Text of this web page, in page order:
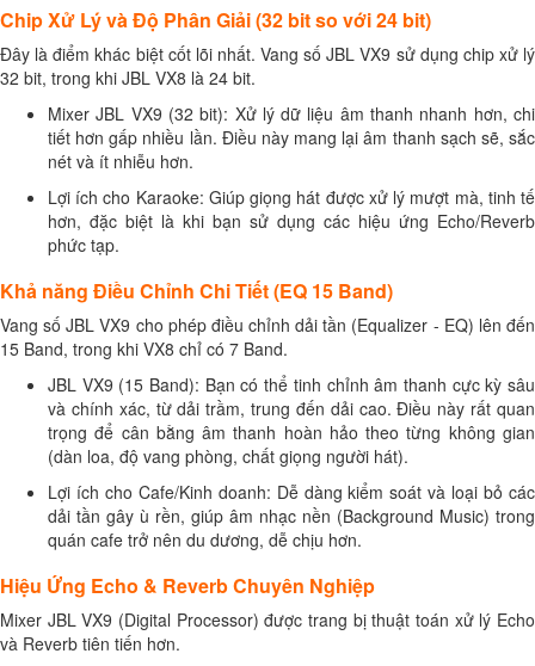
Chip Xử Lý và Độ Phân Giải (32 bit so với 24 bit)
Đây là điểm khác biệt cốt lõi nhất. Vang số JBL VX9 sử dụng chip xử lý
32 bit, trong khi JBL VX8 là 24 bit.
Mixer JBL VX9 (32 bit): Xử lý dữ liệu âm thanh nhanh hơn, chi
tiết hơn gấp nhiều lần. Điều này mang lại âm thanh sạch sẽ, sắc
nét và ít nhiễu hơn.
Lợi ích cho Karaoke: Giúp giọng hát được xử lý mượt mà, tinh tế
hơn, đặc biệt là khi bạn sử dụng các hiệu ứng Echo/Reverb
phức tạp.
Khả năng Điều Chỉnh Chi Tiết (EQ 15 Band)
Vang số JBL VX9 cho phép điều chỉnh dải tần (Equalizer - EQ) lên đến
15 Band, trong khi VX8 chỉ có 7 Band.
JBL VX9 (15 Band): Bạn có thể tinh chỉnh âm thanh cực kỳ sâu
và chính xác, từ dải trầm, trung đến dải cao. Điều này rất quan
trọng để cân bằng âm thanh hoàn hảo theo từng không gian
(dàn loa, độ vang phòng, chất giọng người hát).
Lợi ích cho Cafe/Kinh doanh: Dễ dàng kiểm soát và loại bỏ các
dải tần gây ù rền, giúp âm nhạc nền (Background Music) trong
quán cafe trở nên du dương, dễ chịu hơn.
Hiệu Ứng Echo & Reverb Chuyên Nghiệp
Mixer JBL VX9 (Digital Processor) được trang bị thuật toán xử lý Echo
và Reverb tiên tiến hơn.